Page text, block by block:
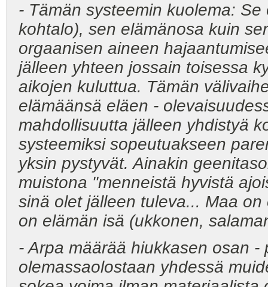
- Tämän systeemin kuolema:
kohtalo), sen elämänosa kuin
orgaanisen aineen
jälleen yhteen jossain toisessa
aikojen kuluttua. Tämän
elämäänsä eläen -
mahdollisuutta jälleen yhdistyä
systeemiksi sopeutuakseen
yksin pystyvät. Ainakin
muistona "menneistä hyvistä
sinä olet jälleen tuleva... Maa
on elämän isä (ukkonen,
- Arpa määrää hiukkasen osan
olemassaolostaan yhdessä